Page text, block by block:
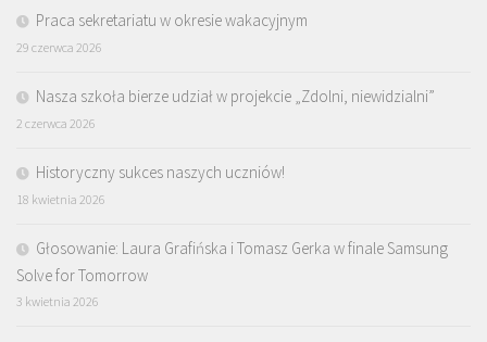
Praca sekretariatu w okresie wakacyjnym
29 czerwca 2026
Nasza szkoła bierze udział w projekcie „Zdolni, niewidzialni”
2 czerwca 2026
Historyczny sukces naszych uczniów!
18 kwietnia 2026
Głosowanie: Laura Grafińska i Tomasz Gerka w finale Samsung
Solve for Tomorrow
3 kwietnia 2026